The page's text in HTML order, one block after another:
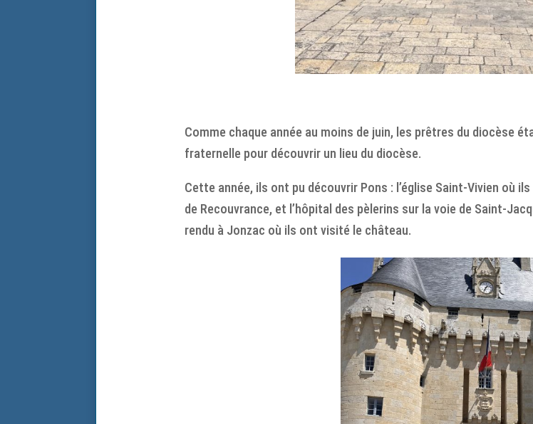
Comme chaque année au moins de juin, les prêtres du diocèse
fraternelle pour découvrir un lieu du diocèse.
Cette année, ils ont pu découvrir Pons : l’église Saint-Vivien où
de Recouvrance, et l’hôpital des pèlerins sur la voie de Saint-
rendu à Jonzac où ils ont visité le château.